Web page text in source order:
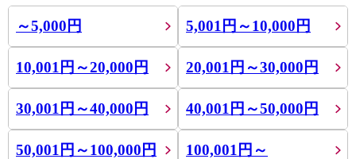
～5,000円 5,001円～10,000円
10,001円～20,000円 20,001円～30,000円
30,001円～40,000円 40,001円～50,000円
50,001円～100,000円 100,001円～